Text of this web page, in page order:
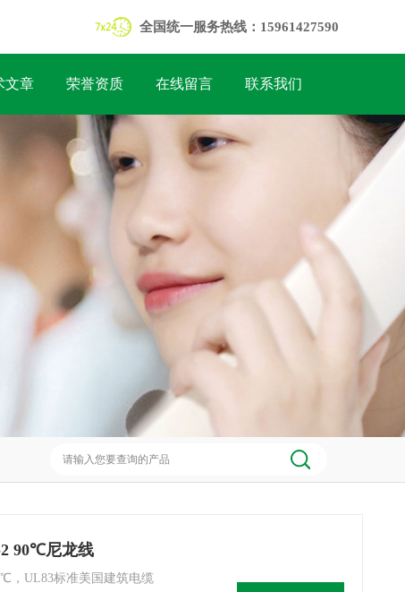
全国统一服务热线：15961427590
文章 荣誉资质 在线留言 联系我们
90℃尼龙线
，UL83标准美国建筑电缆